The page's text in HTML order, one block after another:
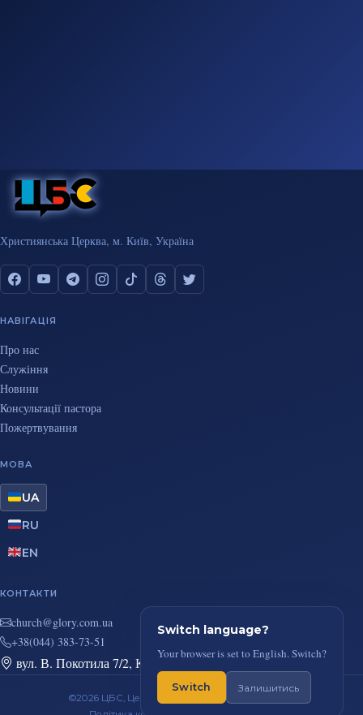
Християнська Церква, м. Київ, Україна
НАВІГАЦІЯ
Про нас
Служіння
Новини
Консультації пастора
Пожертвування
МОВА
UA
RU
EN
КОНТАКТИ
au.moc.yrolg@hcruhc
+38(044) 383-73-51
вул. В. Покотила 7/2, Київ
©2026 ЦБС, Церква Повного Євангелія, м. Київ
Switch language?
Your browser is set to English. Switch?
Switch Залишитись